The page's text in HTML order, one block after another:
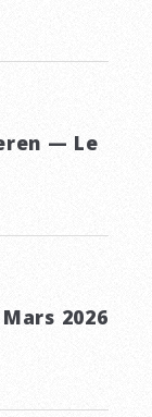
— Le
2026